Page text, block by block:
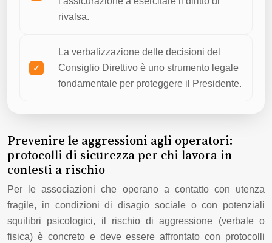
rivalsa.
La verbalizzazione delle decisioni del
Consiglio Direttivo è uno strumento legale
fondamentale per proteggere il Presidente.
Prevenire le aggressioni agli operatori:
protocolli di sicurezza per chi lavora in
contesti a rischio
Per le associazioni che operano a contatto con utenza
fragile, in condizioni di disagio sociale o con potenziali
squilibri psicologici, il rischio di aggressione (verbale o
fisica) è concreto e deve essere affrontato con protocolli